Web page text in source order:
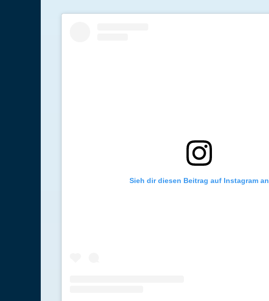
Sieh dir diesen Beitrag auf Instagram an